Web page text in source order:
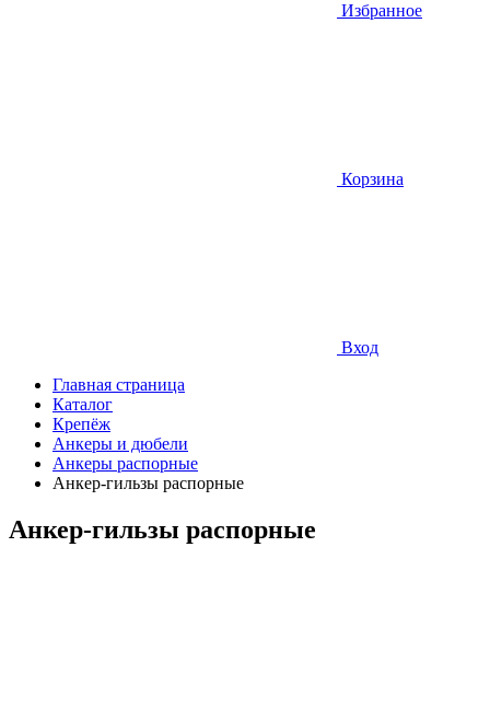
Избранное
Корзина
Вход
Главная страница
Каталог
Крепёж
Анкеры и дюбели
Анкеры распорные
Анкер-гильзы распорные
Анкер-гильзы распорные